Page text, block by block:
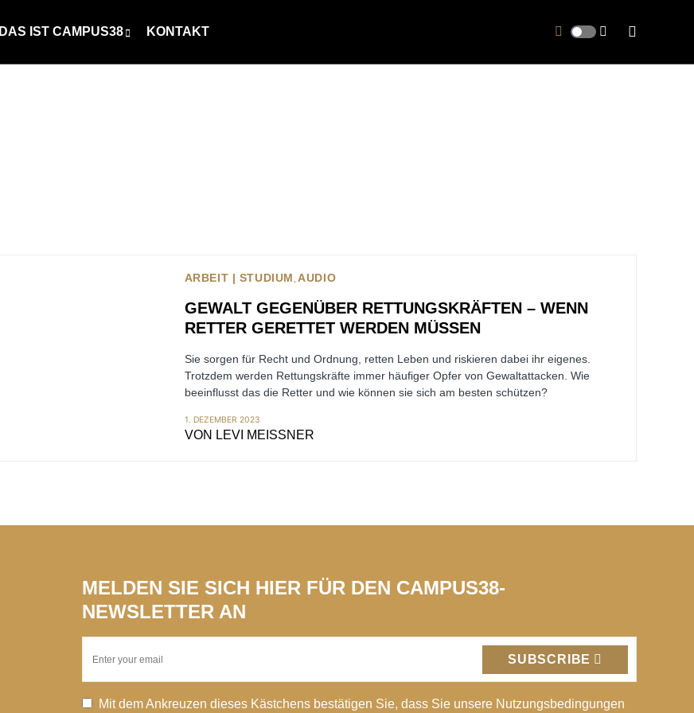
DAS IST CAMPUS38 KONTAKT
ARBEIT | STUDIUM AUDIO
GEWALT GEGENÜBER RETTUNGSKRÄFTEN – WENN
RETTER GERETTET WERDEN MÜSSEN
Sie sorgen für Recht und Ordnung, retten Leben und riskieren dabei ihr eigenes.
Trotzdem werden Rettungskräfte immer häufiger Opfer von Gewaltattacken. Wie
beeinflusst das die Retter und wie können sie sich am besten schützen?
1. DEZEMBER 2023
VON LEVI MEISSNER
MELDEN SIE SICH HIER FÜR DEN CAMPUS38-
NEWSLETTER AN
SUBSCRIBE
Mit dem Ankreuzen dieses Kästchens bestätigen Sie, dass Sie unsere Nutzungsbedingungen